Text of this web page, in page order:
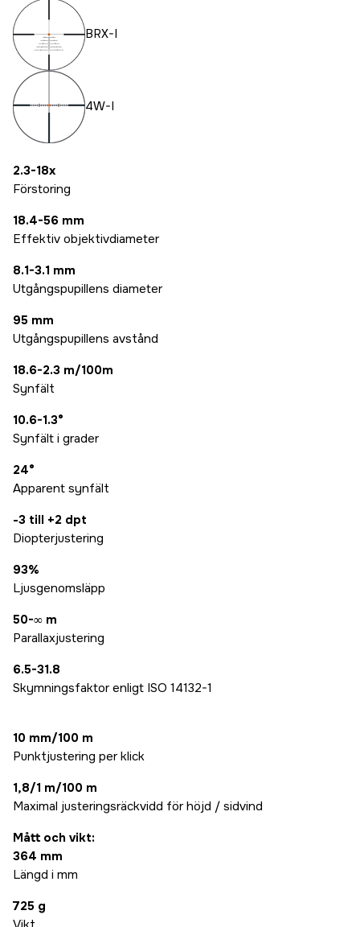
BRX-I
4W-I
2.3-18x
Förstoring
18.4-56 mm
Effektiv objektivdiameter
8.1-3.1 mm
Utgångspupillens diameter
95 mm
Utgångspupillens avstånd
18.6-2.3 m/100m
Synfält
10.6-1.3°
Synfält i grader
24°
Apparent synfält
-3 till +2 dpt
Diopterjustering
93%
Ljusgenomsläpp
50-∞ m
Parallaxjustering
6.5-31.8
Skymningsfaktor enligt ISO 14132-1
10 mm/100 m
Punktjustering per klick
1,8/1 m/100 m
Maximal justeringsräckvidd för höjd / sidvind
Mått och vikt:
364 mm
Längd i mm
725 g